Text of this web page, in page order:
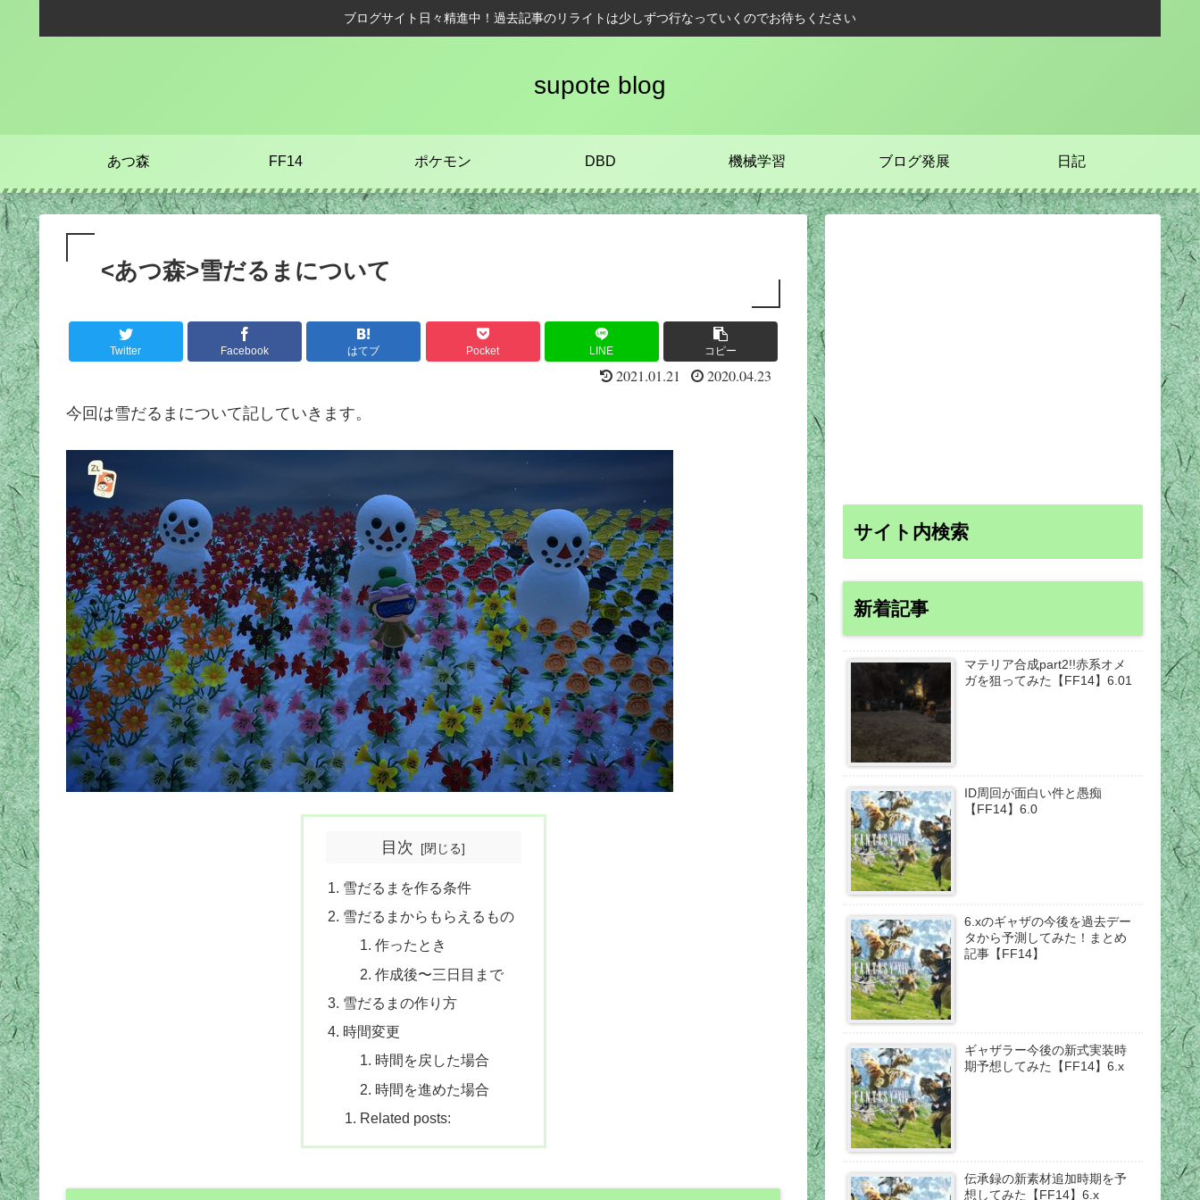
ブログサイト日々精進中！過去記事のリライトは少しずつ行なっていくのでお待ちください
supote blog
あつ森 FF14 ポケモン DBD 機械学習 ブログ発展 日記
<あつ森>雪だるまについて
Twitter Facebook はてブ Pocket LINE コピー
2021.01.21 2020.04.23
今回は雪だるまについて記していきます。
目次
雪だるまを作る条件
雪だるまからもらえるもの
作ったとき
作成後〜三日目まで
雪だるまの作り方
時間変更
時間を戻した場合
時間を進めた場合
Related posts:
サイト内検索
新着記事
マテリア合成part2!!赤系オメ
ガを狙ってみた【FF14】6.01
ID周回が面白い件と愚痴
【FF14】6.0
6.xのギャザの今後を過去デー
タから予測してみた！まとめ
記事【FF14】
ギャザラー今後の新式実装時
期予想してみた【FF14】6.x
伝承録の新素材追加時期を予
想してみた【FF14】6.x